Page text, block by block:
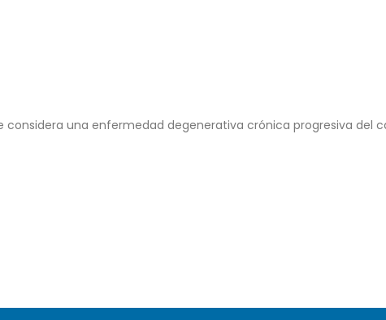
considera una enfermedad degenerativa crónica progresiva del